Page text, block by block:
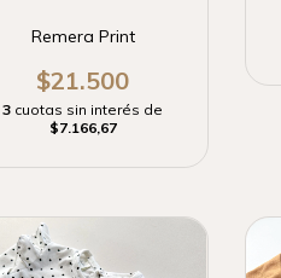
Remera Print
$21.500
3 cuotas sin interés de
$7.166,67